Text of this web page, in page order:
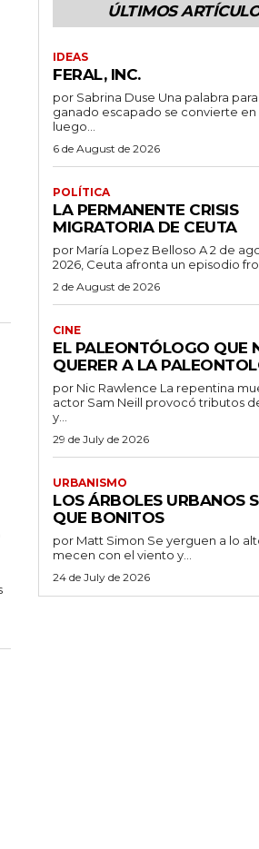
ÚLTIMOS
IDEAS
FERAL, INC.
por Sabrina Duse Una palabra para referirse al
ganado escapado se convierte en
luego...
6 de August de 2026
POLÍTICA
LA PERMANENTE CRISIS
MIGRATORIA DE CEUTA
por María Lopez Belloso A 2 de agosto de
2026, Ceuta afronta un episodio
2 de August de 2026
CINE
EL PALEONTÓLOGO QUE
QUERER A LA
por Nic Rawlence La repentina muerte del
actor Sam Neill provocó tributos
y...
29 de July de 2026
URBANISMO
LOS ÁRBOLES URBANOS
QUE BONITOS
por Matt Simon Se yerguen a lo alto y se
mecen con el viento y...
24 de July de 2026